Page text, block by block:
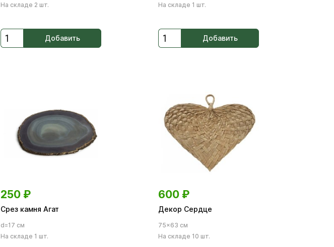
На складе 2 шт.
Добавить
На складе 1 шт.
Добавить
250 ₽
Срез камня Агат
d=17 см
На складе 1 шт.
600 ₽
Декор Сердце
75×63 см
На складе 10 шт.